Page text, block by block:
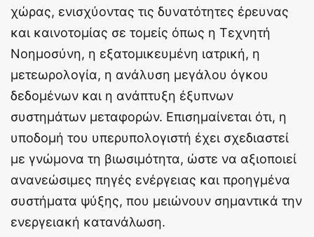
χώρας, ενισχύοντας τις δυνατότητες έρευνας
και καινοτομίας σε τομείς όπως η Τεχνητή
Νοημοσύνη, η εξατομικευμένη ιατρική, η
μετεωρολογία, η ανάλυση μεγάλου όγκου
δεδομένων και η ανάπτυξη έξυπνων
συστημάτων μεταφορών. Επισημαίνεται ότι, η
υποδομή του υπερυπολογιστή έχει σχεδιαστεί
με γνώμονα τη βιωσιμότητα, ώστε να αξιοποιεί
ανανεώσιμες πηγές ενέργειας και προηγμένα
συστήματα ψύξης, που μειώνουν σημαντικά την
ενεργειακή κατανάλωση.